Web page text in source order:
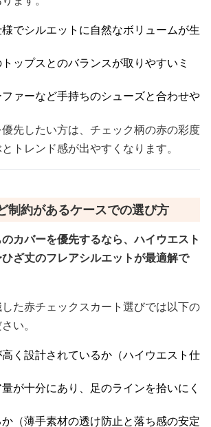
でシルエットに自然なボリュームが生
ップスとのバランスが取りやすいミ
ァーなど手持ちのシューズと合わせや
優先したい方は、チェック柄の赤の彩度
トレンド感が出やすくなります。
制約があるケースでの選び方
カバーを優先するなら、ハイウエスト
ざ丈のフレアシルエットが最適解で
た赤チェックスカート選びでは以下の
い。
く設計されているか（ハイウエスト仕
が十分にあり、足のラインを拾いにく
（薄手素材の透け防止と落ち感の安定